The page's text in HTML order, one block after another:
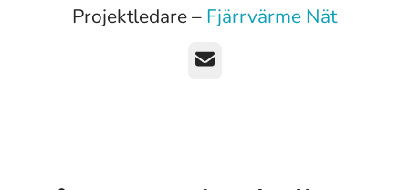
Projektledare – Fjärrvärme Nät
E-post